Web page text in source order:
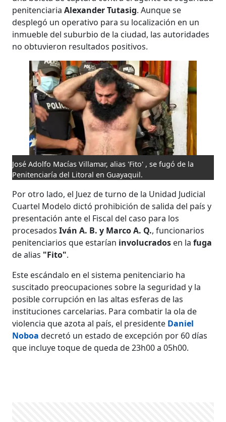
penitenciariaAlexander Tutasig. Aunque se
desplegó un operativo para su localización en un
inmueble del suburbio de la ciudad, las autoridades
no obtuvieron resultados positivos.
José Adolfo Macías Villamar, alias 'Fito' , se fugó de la
Penitenciaría del Litoral en Guayaquil.
Por otro lado, el Juez de turno de la Unidad Judicial
Cuartel Modelo dictó prohibición de salida del país y
presentación ante el Fiscal del caso para los
procesadosIván A. B. y Marco A. Q., funcionarios
penitenciarios que estarían involucrados en la fuga
de alias "Fito".
Este escándalo en el sistema penitenciario ha
suscitado preocupaciones sobre la seguridad y la
posible corrupción en las altas esferas de las
instituciones carcelarias. Para combatir la ola de
violencia que azota al país, el presidente Daniel
Noboa decretó un estado de excepción por 60 días
que incluye toque de queda de 23h00 a 05h00.